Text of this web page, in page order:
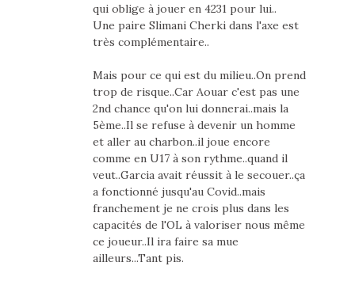
qui oblige à jouer en 4231 pour lui..
Une paire Slimani Cherki dans l'axe est
très complémentaire..
Mais pour ce qui est du milieu..On prend
trop de risque..Car Aouar c'est pas une
2nd chance qu'on lui donnerai..mais la
5ème..Il se refuse à devenir un homme
et aller au charbon..il joue encore
comme en U17 à son rythme..quand il
veut..Garcia avait réussit à le secouer..ça
a fonctionné jusqu'au Covid..mais
franchement je ne crois plus dans les
capacités de l'OL à valoriser nous même
ce joueur..Il ira faire sa mue
ailleurs...Tant pis.